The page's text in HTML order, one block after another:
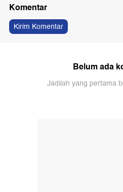
Komentar
Kirim Komentar
Belum ada
Jadilah yang pertama